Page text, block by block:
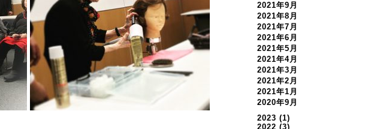
2021年9月
2021年8月
2021年7月
2021年6月
2021年5月
2021年4月
2021年3月
2021年2月
2021年1月
2020年9月
2023 (1)
2022 (3)